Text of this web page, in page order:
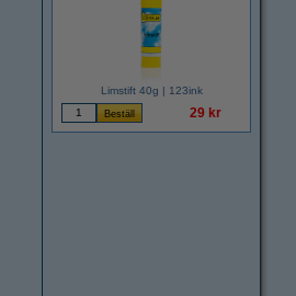
Limstift 40g | 123ink
29 kr